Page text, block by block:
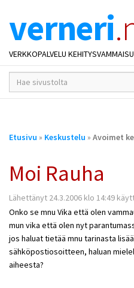
verneri
VERKKOPALVELU
hakusana(t)
*
Olet
Etusivu » Keskustelu » Avoimet
Moi Rauha
Lähettänyt 24.3.2006 klo 14:49
Onko se mnu Vika että olen
mun vika että olen nyt
jos haluat tietää mnu tarinasta
sähköpostiosoitteen, haluan
aiheesta?